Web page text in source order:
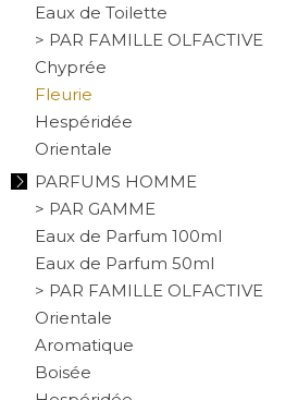
Eaux de Toilette
> PAR FAMILLE OLFACTIVE
Chyprée
Fleurie
Hespéridée
Orientale
PARFUMS HOMME
> PAR GAMME
Eaux de Parfum 100ml
Eaux de Parfum 50ml
> PAR FAMILLE OLFACTIVE
Orientale
Aromatique
Boisée